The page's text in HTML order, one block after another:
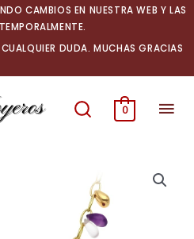
CAMBIOS EN NUESTRA WEB Y LAS
DUDA. MUCHAS GRACIAS
0